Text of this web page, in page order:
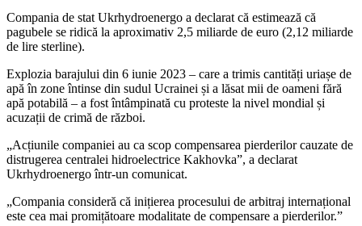
Compania de stat Ukrhydroenergo a declarat că estimează că
pagubele se ridică la aproximativ 2,5 miliarde de euro (2,12 miliarde
de lire sterline).
Explozia barajului din 6 iunie 2023 – care a trimis cantități uriașe de
apă în zone întinse din sudul Ucrainei și a lăsat mii de oameni fără
apă potabilă – a fost întâmpinată cu proteste la nivel mondial și
acuzații de crimă de război.
„Acțiunile companiei au ca scop compensarea pierderilor cauzate de
distrugerea centralei hidroelectrice Kakhovka”, a declarat
Ukrhydroenergo într-un comunicat.
„Compania consideră că inițierea procesului de arbitraj internațional
este cea mai promițătoare modalitate de compensare a pierderilor.”